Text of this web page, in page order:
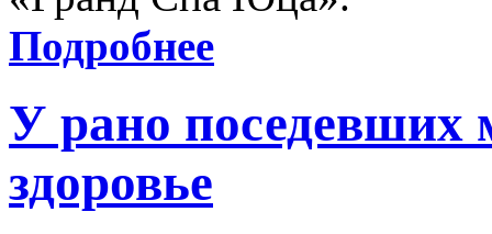
Подробнее
У рано поседевших
здоровье